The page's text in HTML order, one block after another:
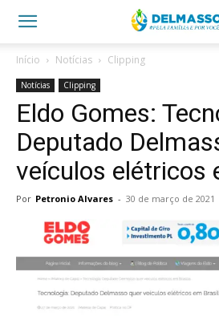
Início Notícias Clipping
Notícias Clipping
Eldo Gomes:
Deputado
veículos elétricos
Por Petronio Alvares - 30 de março de 2021